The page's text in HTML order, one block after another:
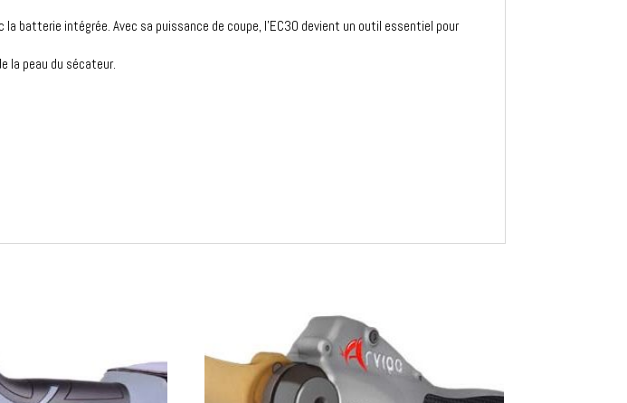
batterie intégrée. Avec sa puissance de coupe, l'EC30 devient un outil essentiel pour
la peau du sécateur.